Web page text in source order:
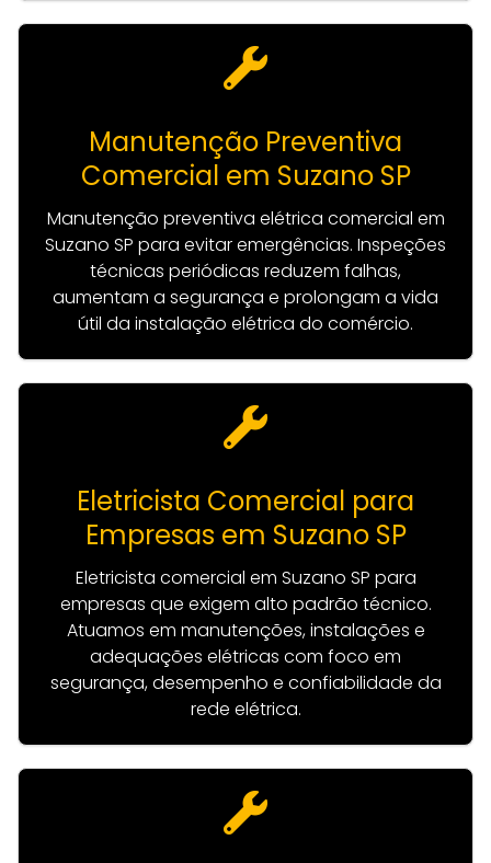
Manutenção Preventiva
Comercial em Suzano SP
Manutenção preventiva elétrica comercial em
Suzano SP para evitar emergências. Inspeções
técnicas periódicas reduzem falhas,
aumentam a segurança e prolongam a vida
útil da instalação elétrica do comércio.
Eletricista Comercial para
Empresas em Suzano SP
Eletricista comercial em Suzano SP para
empresas que exigem alto padrão técnico.
Atuamos em manutenções, instalações e
adequações elétricas com foco em
segurança, desempenho e confiabilidade da
rede elétrica.